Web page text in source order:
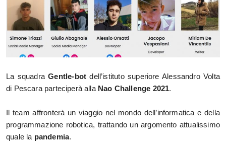
La squadra Gentle-bot dell’istituto superiore Alessandro Volta
di Pescara parteciperà alla Nao Challenge 2021.
Il team affronterà un viaggio nel mondo dell’informatica e della
programmazione robotica, trattando un argomento attualissimo
quale la pandemia.